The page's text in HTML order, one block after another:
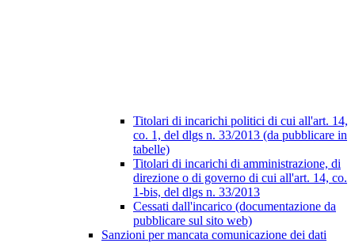
Titolari di incarichi politici di cui all'art. 14,
co. 1, del dlgs n. 33/2013 (da pubblicare in
tabelle)
Titolari di incarichi di amministrazione, di
direzione o di governo di cui all'art. 14, co.
1-bis, del dlgs n. 33/2013
Cessati dall'incarico (documentazione da
pubblicare sul sito web)
Sanzioni per mancata comunicazione dei dati